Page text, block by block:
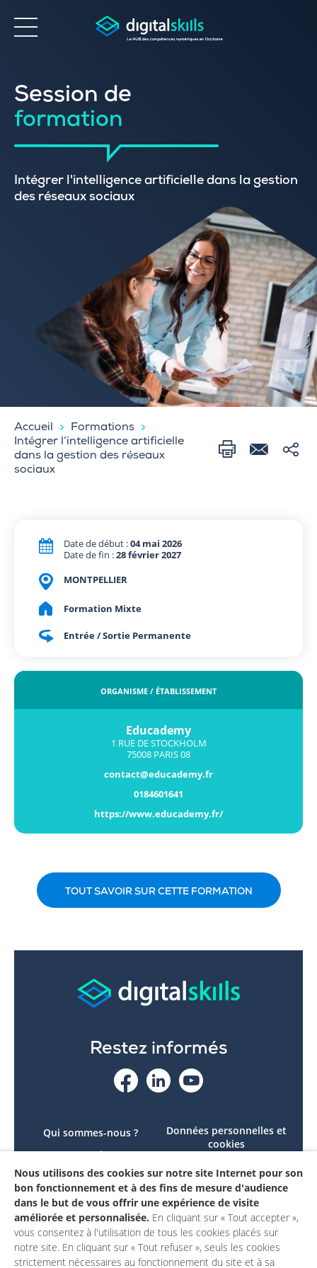
Accessibilité
Session de
formation
Intégrer l'intelligence artificielle dans la gestion
des réseaux sociaux
Accueil
Formations
Intégrer l’intelligence artificielle
dans la gestion des réseaux
sociaux
Date de début :04 mai 2026
Date de fin :28 février 2027
MONTPELLIER
Formation Mixte
Entrée / Sortie Permanente
ORGANISME / ÉTABLISSEMENT
Educademy
1 RUE DE STOCKHOLM
75008 PARIS 08
contact@educademy.fr
0184601641
https://www.educademy.fr/
TOUT SAVOIR SUR CETTE FORMATION
Restez informés
Qui sommes-nous ?
Le projet
Contactez-nous
Mon compte
Données personnelles et
cookies
conforme
Mentions légales
Nous utilisons des cookies sur notre site Internet pour son
bon fonctionnement et à des fins de mesure d'audience
dans le but de vous offrir une expérience de visite
améliorée et personnalisée. En cliquant sur « Tout accepter »,
vous consentez à l'utilisation de tous les cookies placés sur
notre site. En cliquant sur « Tout refuser », seuls les cookies
strictement nécessaires au fonctionnement du site et à sa